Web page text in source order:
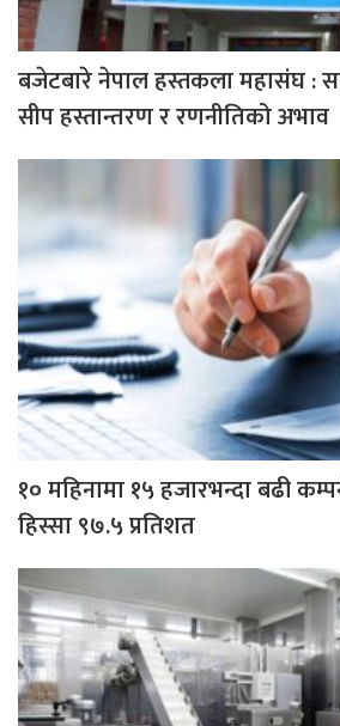
बजेटबारे नेपाल हस्तकला महासंघ :
सीप हस्तान्तरण र रणनीतिको अभाव
१० महिनामा १५ हजारभन्दा बढी
हिस्सा ९७.५ प्रतिशत